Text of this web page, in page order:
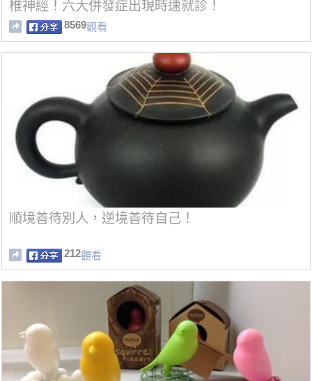
椎神經！六大併發症出現時速就診！
8569觀看
順境善待別人，逆境善待自己！
212觀看